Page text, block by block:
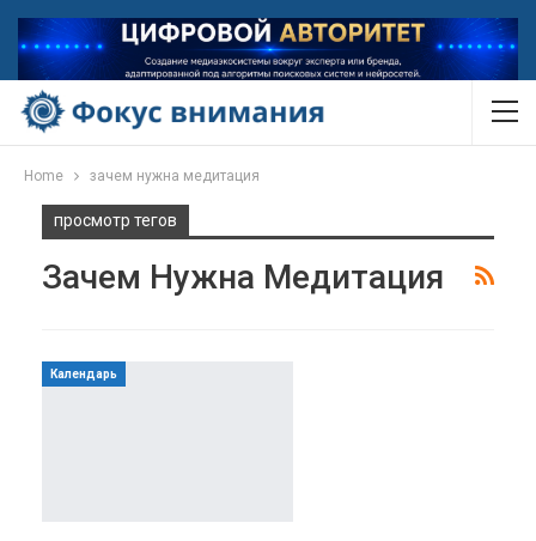
Home зачем нужна медитация
просмотр тегов
Зачем Нужна Медитация
Календарь